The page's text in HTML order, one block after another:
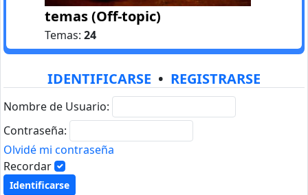
temas (Off-topic)
Temas: 24
IDENTIFICARSE • REGISTRARSE
Nombre de Usuario:
Contraseña:
Olvidé mi contraseña
Recordar